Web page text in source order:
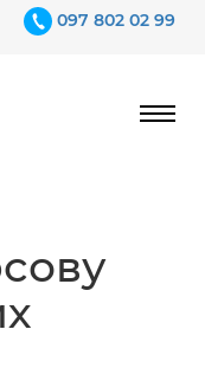
097 802 02 99